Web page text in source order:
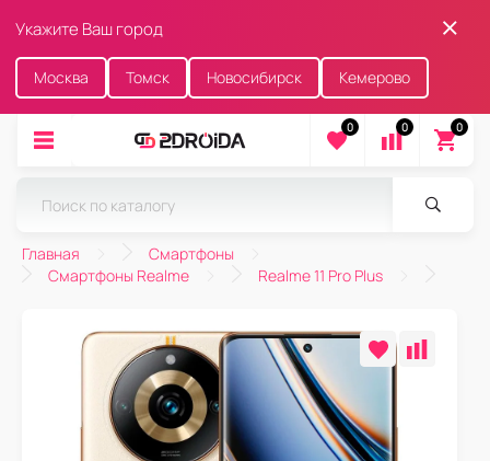
Укажите Ваш город
Москва Томск Новосибирск Кемерово
0 0 0
Главная
Смартфоны
Смартфоны Realme
Realme 11 Pro Plus